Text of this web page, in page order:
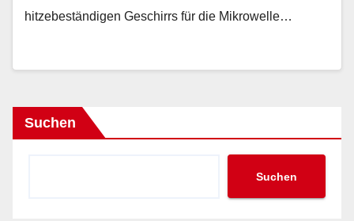
hitzebeständigen Geschirrs für die Mikrowelle…
Suchen
Suchen